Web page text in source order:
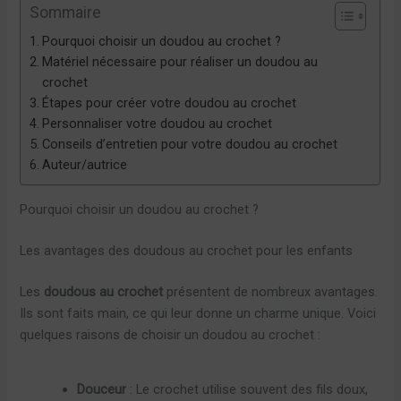
Sommaire
Pourquoi choisir un doudou au crochet ?
Matériel nécessaire pour réaliser un doudou au
crochet
Étapes pour créer votre doudou au crochet
Personnaliser votre doudou au crochet
Conseils d’entretien pour votre doudou au crochet
Auteur/autrice
Pourquoi choisir un doudou au crochet ?
Les avantages des doudous au crochet pour les enfants
Les doudous au crochet présentent de nombreux avantages.
Ils sont faits main, ce qui leur donne un charme unique. Voici
quelques raisons de choisir un doudou au crochet :
Douceur : Le crochet utilise souvent des fils doux,